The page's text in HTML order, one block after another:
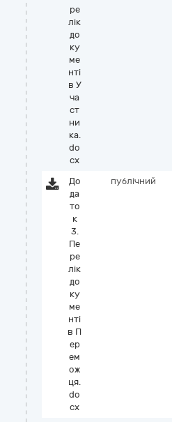
ре
лік
до
ку
ме
нті
в У
ча
ст
ни
ка.
do
cx
До
да
то
к
3.
Пе
ре
лік
до
ку
ме
нті
в П
ер
ем
ож
ця.
do
cx
публічний